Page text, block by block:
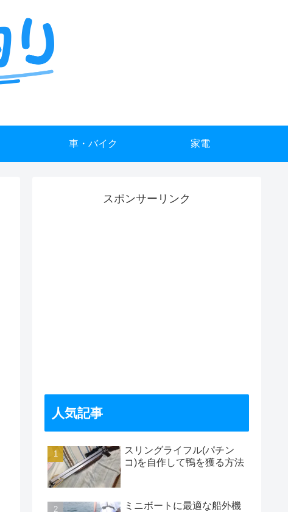
車・バイク 家電
スポンサーリンク
人気記事
スリングライフル(パチン
コ)を自作して鴨を獲る方法
ミニボートに最適な船外機